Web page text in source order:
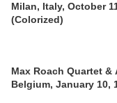
Milan, Italy, October
(Colorized)
Max Roach Quartet
Belgium, January 10,